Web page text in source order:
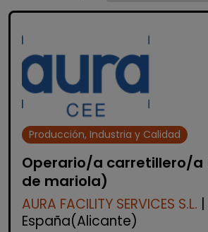
Producción, Industria y Calidad
Operario/a carretillero/a
de mariola)
AURA FACILITY SERVICES S.L.
España(Alicante)